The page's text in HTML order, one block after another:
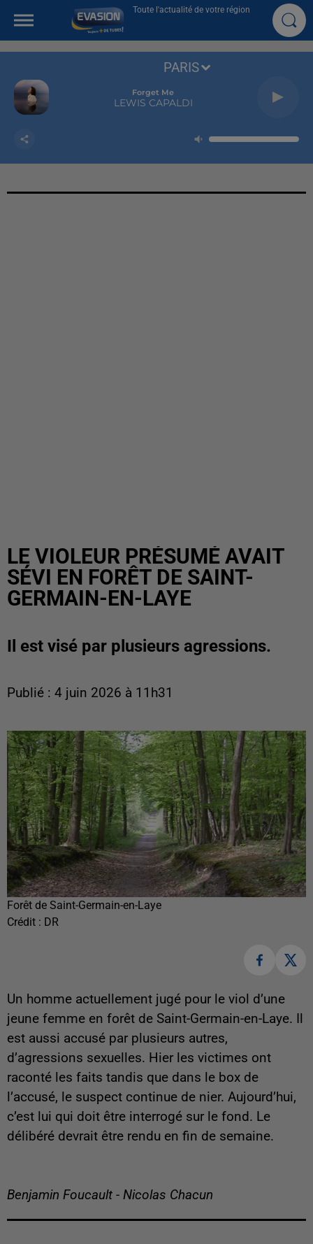
Toute l'actualité de votre région
Forget Me
LEWIS CAPALDI
PARIS
LE VIOLEUR PRÉSUMÉ AVAIT
SÉVI EN FORÊT DE SAINT-
GERMAIN-EN-LAYE
Il est visé par plusieurs agressions.
Publié : 4 juin 2026 à 11h31
Forêt de Saint-Germain-en-Laye
Crédit : DR
Un homme actuellement jugé pour le viol d’une
jeune femme en forêt de Saint-Germain-en-Laye. Il
est aussi accusé par plusieurs autres,
d’agressions sexuelles. Hier les victimes ont
raconté les faits tandis que dans le box de
l’accusé, le suspect continue de nier. Aujourd’hui,
c’est lui qui doit être interrogé sur le fond. Le
délibéré devrait être rendu en fin de semaine.
Benjamin Foucault - Nicolas Chacun